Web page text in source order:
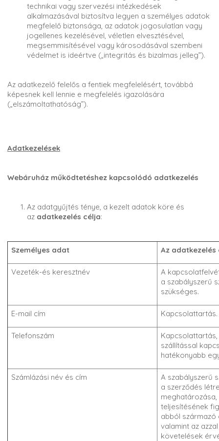
technikai vagy szervezési intézkedések
alkalmazásával biztosítva legyen a személyes adatok
megfelelő biztonsága, az adatok jogosulatlan vagy
jogellenes kezelésével, véletlen elvesztésével,
megsemmisítésével vagy károsodásával szembeni
védelmet is ideértve („integritás és bizalmas jelleg”).
Az adatkezelő felelős a fentiek megfelelésért, továbbá
képesnek kell lennie e megfelelés igazolására
(„elszámoltathatóság”).
Adatkezelések
Webáruház működtetéshez kapcsolódó adatkezelés
Az adatgyűjtés ténye, a kezelt adatok köre és
az adatkezelés célja:
Személyes adat Az adatkezelés
Vezeték-és keresztnév
A
a szabályszerű
szükséges.
E-mail cím Kapcsolattartás.
Telefonszám
szállítással
hatékonyabb
Számlázási név és cím
A szabályszerű
a szerződés
teljesítésének
abból származó
valamint az
követelések